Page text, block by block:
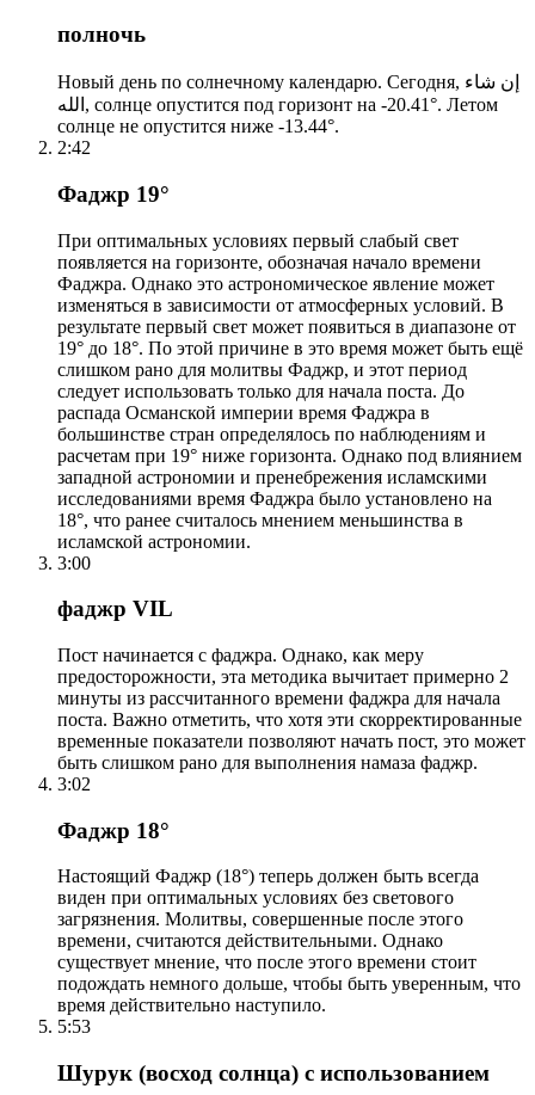
полночь
Новый день по солнечному календарю. Сегодня, إن شاء
الله, солнце опустится под горизонт на -20.41°. Летом
солнце не опустится ниже -13.44°.
2:42
Фаджр 19°
При оптимальных условиях первый слабый свет
появляется на горизонте, обозначая начало времени
Фаджра. Однако это астрономическое явление может
изменяться в зависимости от атмосферных условий. В
результате первый свет может появиться в диапазоне от
19° до 18°. По этой причине в это время может быть ещё
слишком рано для молитвы Фаджр, и этот период
следует использовать только для начала поста. До
распада Османской империи время Фаджра в
большинстве стран определялось по наблюдениям и
расчетам при 19° ниже горизонта. Однако под влиянием
западной астрономии и пренебрежения исламскими
исследованиями время Фаджра было установлено на
18°, что ранее считалось мнением меньшинства в
исламской астрономии.
3:00
фаджр VIL
Пост начинается с фаджра. Однако, как меру
предосторожности, эта методика вычитает примерно 2
минуты из рассчитанного времени фаджра для начала
поста. Важно отметить, что хотя эти скорректированные
временные показатели позволяют начать пост, это может
быть слишком рано для выполнения намаза фаджр.
3:02
Фаджр 18°
Настоящий Фаджр (18°) теперь должен быть всегда
виден при оптимальных условиях без светового
загрязнения. Молитвы, совершенные после этого
времени, считаются действительными. Однако
существует мнение, что после этого времени стоит
подождать немного дольше, чтобы быть уверенным, что
время действительно наступило.
5:53
Шурук (восход солнца) с использованием